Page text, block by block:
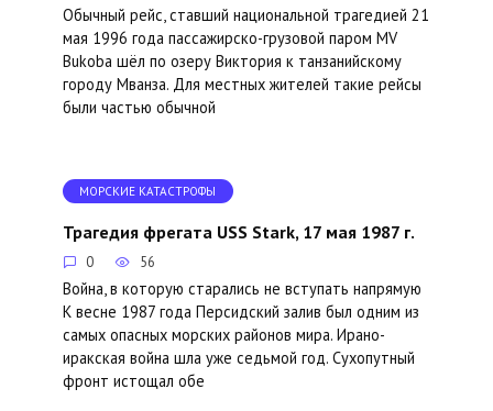
Обычный рейс, ставший национальной трагедией 21
мая 1996 года пассажирско-грузовой паром MV
Bukoba шёл по озеру Виктория к танзанийскому
городу Мванза. Для местных жителей такие рейсы
были частью обычной
МОРСКИЕ КАТАСТРОФЫ
Трагедия фрегата USS Stark, 17 мая 1987 г.
0 56
Война, в которую старались не вступать напрямую
К весне 1987 года Персидский залив был одним из
самых опасных морских районов мира. Ирано-
иракская война шла уже седьмой год. Сухопутный
фронт истощал обе